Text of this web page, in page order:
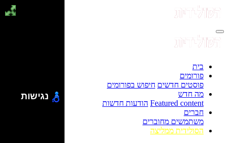
בית
פורומים
פוסטים חדשים חיפוש בפורומים
מה חדש
Featured content הודעות חדשות
חברים
משתמשים מחוברים
הסולידית ממליצה
נגישות